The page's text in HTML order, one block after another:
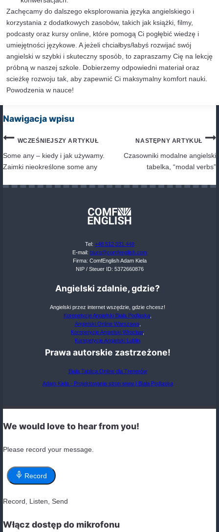
Najczęstrze błędy w użyciu czasu Pr.
Chociaż Present Simple jest jednym z podstawowych
gramatycznych w języku angielskim, często zdarzają
jego użyciu. Poniżej przedstawiamy najczęstsze z
sposoby, jak ich unikać.
1. Pomijanie końcówki “-s” w trzeciej osobie
Błąd:
She work in a bank. (Powinno być: works)
She works in a bank.
2. Używanie czasownika “do” w zdaniach
trzeciej osobie liczby pojedynczej
He do not like pizza. (Powinno być: does not)
Unikanie błędu:Zawsze używaj “does” zamiast “do”
przeczeniach i pytaniach z trzeciej osoby liczby
3. Używanie czasownika “be” zamiast “do” w
Is she like swimming? (Powinno być: does she)
Does she like swimming?
Unikanie błędu:Używaj “do” lub “does” do tworzenia
umiejscowienie
Błąd:
Poprawnie:
She always goes to the gym.
Unikanie błędu: